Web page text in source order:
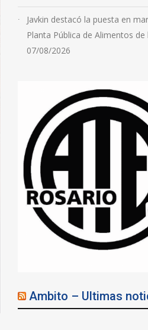
Javkin destacó la puesta en
Planta Pública de Alimentos de
07/08/2026
Ambito – Ultimas